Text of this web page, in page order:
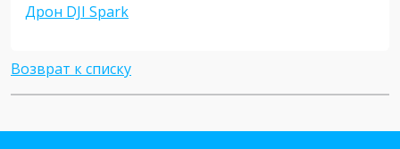
Дрон DJI Spark
Возврат к списку